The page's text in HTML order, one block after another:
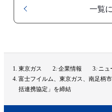
一覧
東京ガス 企業情報
ニュ
富士フイルム、東京ガス、南足柄
括連携協定」を締結